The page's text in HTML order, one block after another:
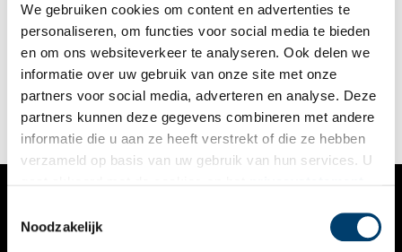
We gebruiken cookies om content en advertenties te
personaliseren, om functies voor social media te bieden
en om ons websiteverkeer te analyseren. Ook delen we
informatie over uw gebruik van onze site met onze
partners voor social media, adverteren en analyse. Deze
partners kunnen deze gegevens combineren met andere
informatie die u aan ze heeft verstrekt of die ze hebben
verzameld op basis van uw gebruik van hun services. U
Noodzakelijk
In september 2010 werd in het Westfries Archief het oudste
aandeel van de Verenigde Oost-Indische Compagnie (VOC)
gevonden. Het was in 1606 uitgegeven door de VOC-kamer in
Enkhuizen. De West-Friese havensteden speelden een grote rol
in de (inter)nationale handelsvaart van die tijd.
VERHALEN